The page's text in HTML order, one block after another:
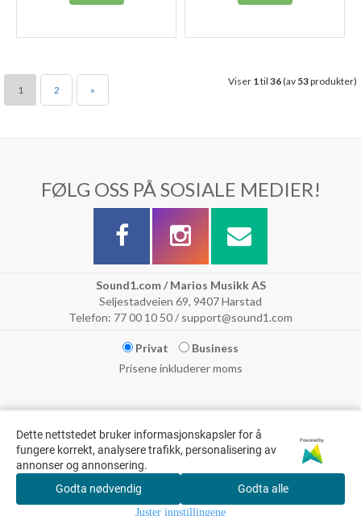
1 2 »
Viser 1til 36(av 53produkter)
FØLG OSS PÅ SOSIALE MEDIER!
Sound1.com / Marios Musikk AS
Seljestadveien 69, 9407 Harstad
Telefon: 77 00 10 50 / support@sound1.com
Privat
Business
Prisene inkluderer moms
© Marios Musikk AS & Sound1.com // Det tas forbehold om trykkfeil
Dette nettstedet bruker informasjonskapsler for å
fungere korrekt, analysere trafikk, personalisering av
annonser og annonsering.
Powered by
Godta nødvendig Godta alle
Juster innstillingene